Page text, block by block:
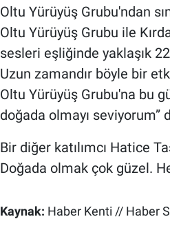
Oltu Yürüyüş Grubu'ndan
Oltu Yürüyüş Grubu ile
sesleri eşliğinde yaklaşık
Uzun zamandır böyle bir
Oltu Yürüyüş Grubu'na bu
doğada olmayı seviyorum”
Bir diğer katılımcı Hatice
Doğada olmak çok güzel.
Kaynak: Haber Kenti // Haber